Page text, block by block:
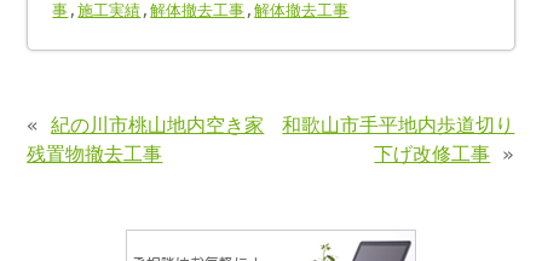
事 ,施工実績 ,解体撤去工事 ,解体撤去工事
«紀の川市桃山地内空き家
残置物撤去工事
和歌山市手平地内歩道切り
下げ改修工事 »